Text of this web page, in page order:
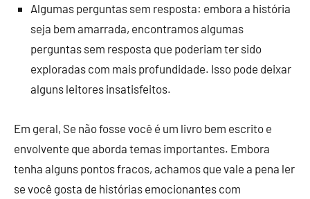
Algumas perguntas sem resposta: embora a história
seja bem amarrada, encontramos algumas
perguntas sem resposta que poderiam ter sido
exploradas com mais profundidade. Isso pode deixar
alguns leitores insatisfeitos.
Em geral, Se não fosse você é um livro bem escrito e
envolvente que aborda temas importantes. Embora
tenha alguns pontos fracos, achamos que vale a pena ler
se você gosta de histórias emocionantes com